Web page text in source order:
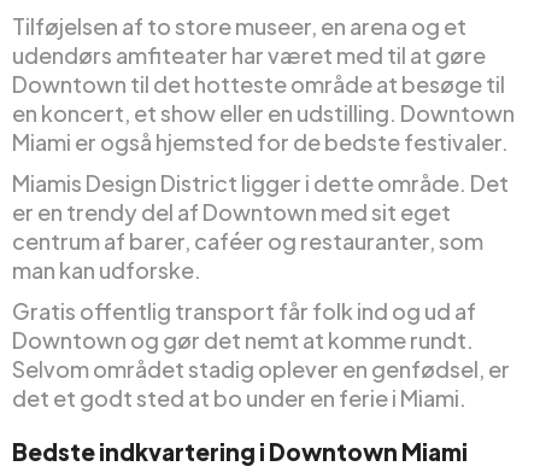
Tilføjelsen af to store museer, en arena og et
udendørs amfiteater har været med til at gøre
Downtown til det hotteste område at besøge til
en koncert, et show eller en udstilling. Downtown
Miami er også hjemsted for de bedste festivaler.
Miamis Design District ligger i dette område. Det
er en trendy del af Downtown med sit eget
centrum af barer, caféer og restauranter, som
man kan udforske.
Gratis offentlig transport får folk ind og ud af
Downtown og gør det nemt at komme rundt.
Selvom området stadig oplever en genfødsel, er
det et godt sted at bo under en ferie i Miami.
Bedste indkvartering i Downtown Miami